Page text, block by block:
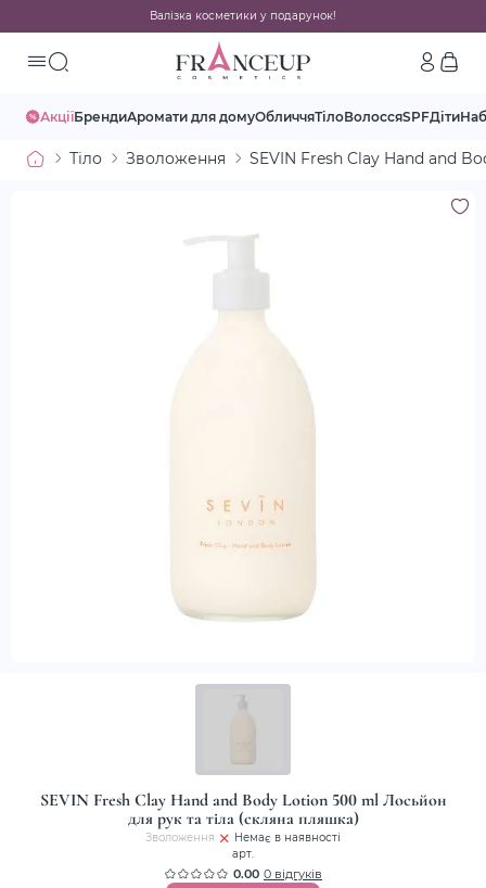
Валізка косметики у подарунок!
АкціїБрендиАромати для домуОбличчяТілоВолоссяSPFДіти
Тіло Зволоження SEVIN Fresh Clay Hand and
SEVIN Fresh Clay Hand and Body Lotion 500 ml Лосьйон
для рук та тіла (скляна пляшка)
Зволоження
Немає в наявності
арт.
0.00 0 відгуків